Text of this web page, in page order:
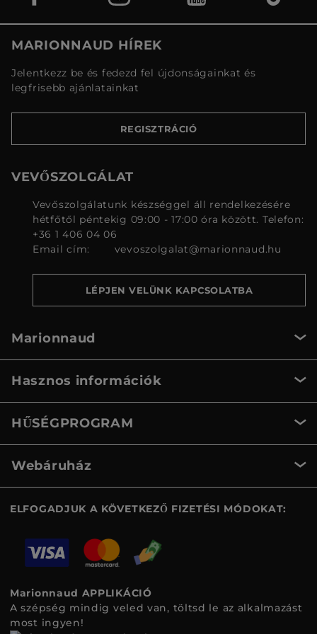
MARIONNAUD HÍREK
Jelentkezz be és fedezd fel újdonságainkat és
legfrisebb ajánlatainkat
REGISZTRÁCIÓ
VEVŐSZOLGÁLAT
Vevőszolgálatunk készséggel áll rendelkezésére
hétfőtől péntekig 09:00 - 17:00 óra között. Telefon:
+36 1 406 04 06
Email cím:
vevoszolgalat@marionnaud.hu
LÉPJEN VELÜNK KAPCSOLATBA
Marionnaud
Hasznos információk
HŰSÉGPROGRAM
Webáruház
ELFOGADJUK A KÖVETKEZŐ FIZETÉSI MÓDOKAT:
Marionnaud APPLIKÁCIÓ
A szépség mindig veled van, töltsd le az alkalmazást
most ingyen!